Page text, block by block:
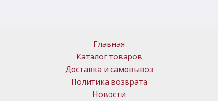
Главная
Каталог товаров
Доставка и самовывоз
Политика возврата
Новости